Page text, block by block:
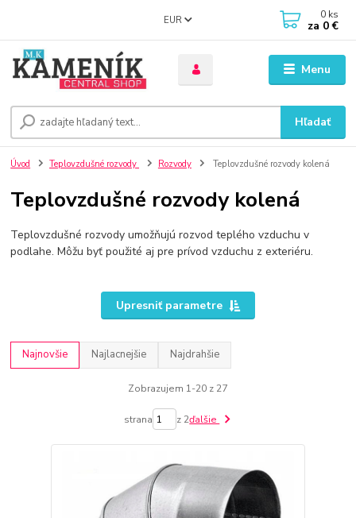
Menu
EUR
Hľadať
0 ks
za 0 €
Úvod Teplovzdušné rozvody Rozvody Teplovzdušné rozvody kolená
Teplovzdušné rozvody kolená
Teplovzdušné rozvody umožňujú rozvod teplého vzduchu v
podlahe. Môžu byť použité aj pre prívod vzduchu z exteriéru.
Upresniť parametre
Najnovšie Najlacnejšie Najdrahšie
Zobrazujem 1-20 z 27
strana z 2ďalšie